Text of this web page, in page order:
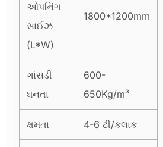
ઓપનિંગ
સાઈઝ
(L*W)
1800*1200mm
ગાંસડી
ઘનતા
600-
650Kg/m³
ક્ષમતા 4-6 ટી/કલાક